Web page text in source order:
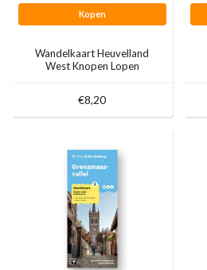
Kopen
Wandelkaart Heuvelland
West Knopen Lopen
€8,20